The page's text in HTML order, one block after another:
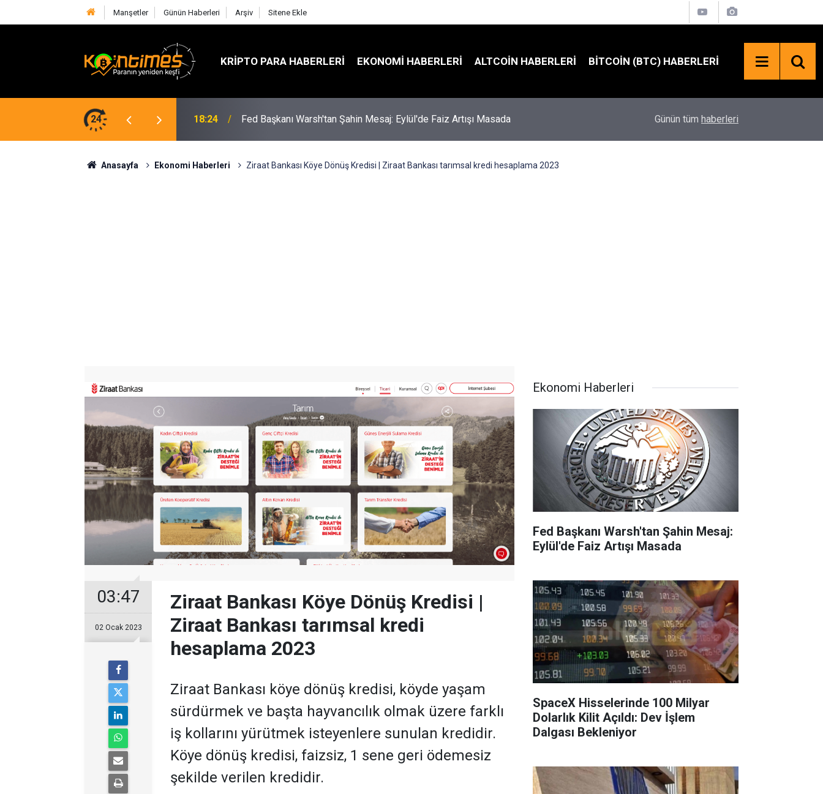
Manşetler Günün Haberleri Arşiv Sitene Ekle
KRIPTO PARA HABERLERI EKONOMI HABERLERI ALTCOIN HABERLERI BITCOIN (BTC) HABERLERI
24
SOL Arzını Sert Şekilde Azaltabilir 18:24 Fed Başkanı Warsh'tan Şahin Mesaj: Eylül'de Faiz Artışı Masada
Bekleniyor
Günün tüm haberleri
Anasayfa Ekonomi Haberleri Ziraat Bankası Köye Dönüş Kredisi | Ziraat Bankası tarımsal kredi hesaplama 2023
03:47
02 Ocak 2023
Ziraat Bankası Köye Dönüş Kredisi |
Ziraat Bankası tarımsal kredi
hesaplama 2023
Ziraat Bankası köye dönüş kredisi, köyde yaşam
sürdürmek ve başta hayvancılık olmak üzere farklı
iş kollarını yürütmek isteyenlere sunulan kredidir.
Köye dönüş kredisi, faizsiz, 1 sene geri ödemesiz
şekilde verilen kredidir.
Ekonomi Haberleri
Fed Başkanı Warsh'tan Şahin Mesaj:
Eylül'de Faiz Artışı Masada
SpaceX Hisselerinde 100 Milyar
Dolarlık Kilit Açıldı: Dev İşlem
Dalgası Bekleniyor